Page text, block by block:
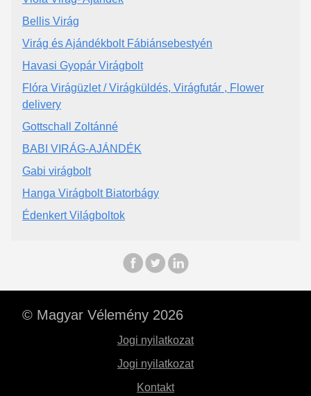
Bellis Virág
Virág és Ajándékbolt Fábiánsebestyén
Havasi Gyopár Virágbolt
Flóra Virágüzlet / Virágküldés, Virágfutár , Flower
delivery
Gottschall Zoltánné
BABI VIRÁG-AJÁNDÉK
Gabi virágbolt
Hanga Virágbolt Biatorbágy
Édenkert Világboltok
© Magyar Vélemény 2026
Jogi nyilatkozat
Jogi nyilatkozat
Kontakt